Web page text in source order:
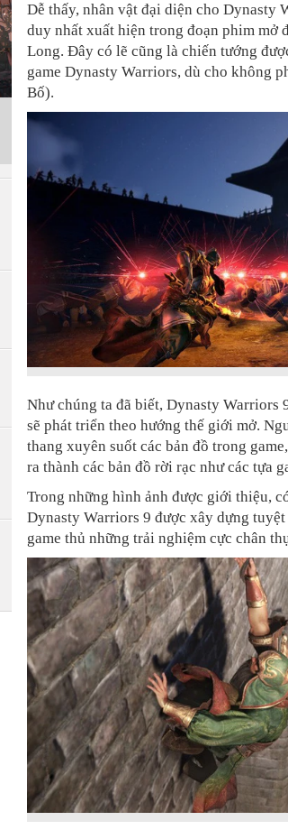
Dễ thấy, nhân vật đại diện cho Dynasty
duy nhất xuất hiện trong đoạn phim mở
Long. Đây có lẽ cũng là chiến tướng
game Dynasty Warriors, dù cho không
Bố).
Như chúng ta đã biết, Dynasty Warriors
sẽ phát triển theo hướng thế giới mở.
thang xuyên suốt các bản đồ trong
ra thành các bản đồ rời rạc như các tựa
Trong những hình ảnh được giới thiệu,
Dynasty Warriors 9 được xây dựng tuyệt
game thủ những trải nghiệm cực chân